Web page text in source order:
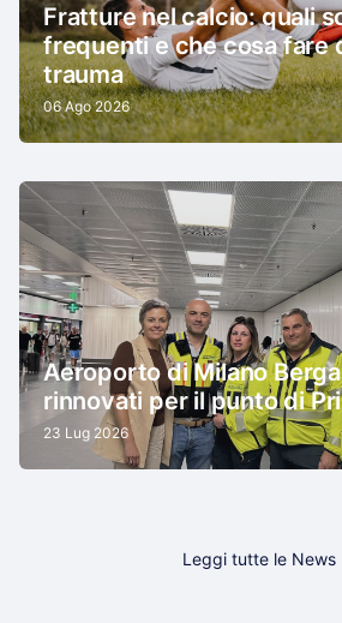
Fratture nel calcio: quali
frequenti e che cosa fare
trauma
06 Ago 2026
Aeroporto di Milano
rinnovati per il punto di
23 Lug 2026
Leggi tutte le News